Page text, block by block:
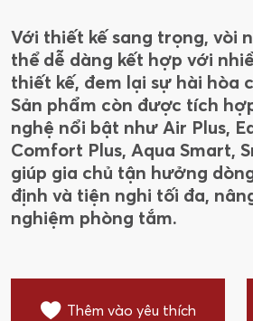
Với thiết kế sang trọng, vòi
thể dễ dàng kết hợp với
thiết kế, đem lại sự hài hòa
Sản phẩm còn được tích
nghệ nổi bật như Air Plus,
Comfort Plus, Aqua Smart,
giúp gia chủ tận hưởng
định và tiện nghi tối đa,
nghiệm phòng tắm.
Thêm vào yêu thích